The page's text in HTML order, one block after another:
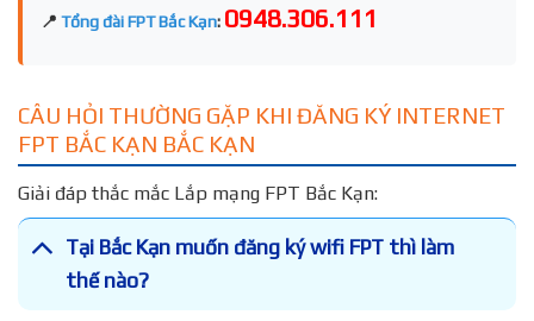
📍 Tổng đài FPT Bắc Kạn: 0948.306.111
CÂU HỎI THƯỜNG GẶP KHI ĐĂNG KÝ INTERNET
FPT BẮC KẠN BẮC KẠN
Giải đáp thắc mắc Lắp mạng FPT Bắc Kạn:
Tại Bắc Kạn muốn đăng ký wifi FPT thì làm
thế nào?